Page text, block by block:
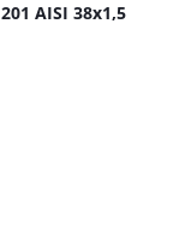
AISI 38х1,5